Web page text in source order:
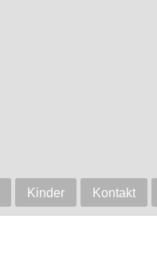
Kinder Kontakt